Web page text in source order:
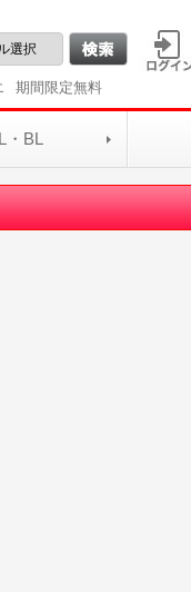
期間限定無料
・BL